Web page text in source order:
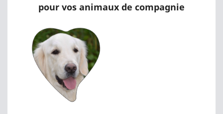
pour vos animaux de compagnie